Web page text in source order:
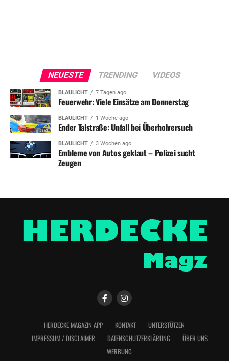
NEUESTE TRENDING VIDEOS
BLAULICHT 7 Tagen ago
Feuerwehr: Viele Einsätze am Donnerstag
BLAULICHT 1 Woche ago
Ender Talstraße: Unfall bei Überholversuch
BLAULICHT 3 Wochen ago
Embleme von Autos geklaut – Polizei sucht
Zeugen
HERDECKE MAGAZIN APP KONTAKT
UNTERSTÜTZEN
IMPRESSUM / DISCLAIMER
DATENSCHUTZERKLÄRUNG
ÜBER UNS
WERBUNG